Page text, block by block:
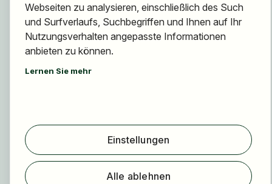
Für Bewerber
Jobs finden
Arbeitgeber finden
Registrierung
Über uns
Webseiten zu analysieren, einschließlich des Such
und Surfverlaufs, Suchbegriffen und Ihnen auf Ihr
Nutzungsverhalten angepasste Informationen
anbieten zu können.
Lernen Sie mehr
Einstellungen
Alle ablehnen